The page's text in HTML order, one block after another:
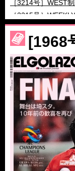
［3214号］WEST
［3215号］
［3216号］行く末
［3217号］最高の
［3218号］
［3219号］特別な
［3220号］伝説の
[1968